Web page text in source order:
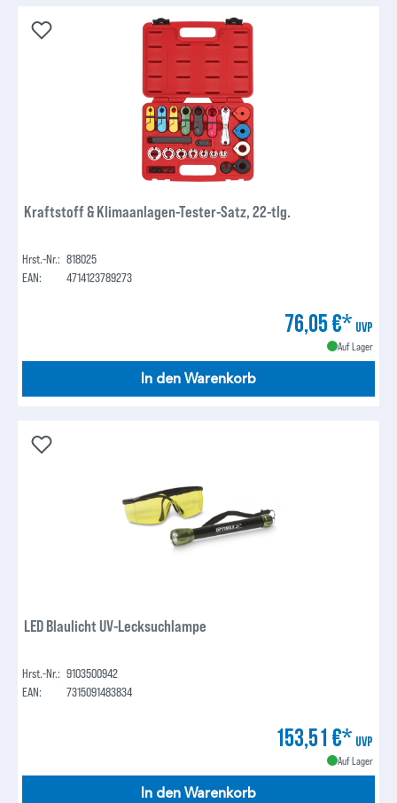
Kraftstoff & Klimaanlagen-Tester-Satz, 22-tlg.
Hrst.-Nr.: 818025
EAN:
4714123789273
76,05 €* UVP
Auf Lager
In den Warenkorb
LED Blaulicht UV-Lecksuchlampe
Hrst.-Nr.: 9103500942
EAN:
7315091483834
153,51 €* UVP
Auf Lager
In den Warenkorb